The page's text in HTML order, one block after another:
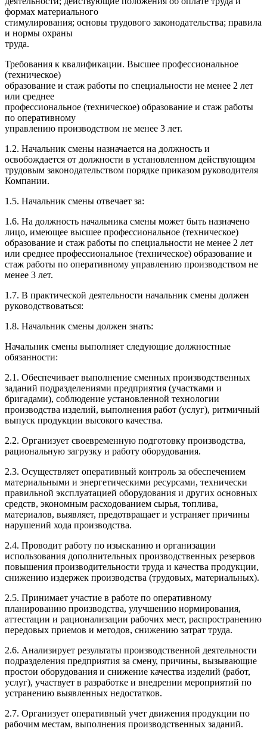
формах материального
стимулирования; основы трудового законодательства; правила
и нормы охраны
труда.
Требования к квалификации. Высшее профессиональное
(техническое)
образование и стаж работы по специальности не менее 2 лет
или среднее
профессиональное (техническое) образование и стаж работы
по оперативному
управлению производством не менее 3 лет.
1.2. Начальник смены назначается на должность и
освобождается от должности в установленном действующим
трудовым законодательством порядке приказом руководителя
Компании.
1.5. Начальник смены отвечает за:
1.6. На должность начальника смены может быть назначено
лицо, имеющее высшее профессиональное (техническое)
образование и стаж работы по специальности не менее 2 лет
или среднее профессиональное (техническое) образование и
стаж работы по оперативному управлению производством не
менее 3 лет.
1.7. В практической деятельности начальник смены должен
руководствоваться:
1.8. Начальник смены должен знать:
Начальник смены выполняет следующие должностные
обязанности:
2.1. Обеспечивает выполнение сменных производственных
заданий подразделениями предприятия (участками и
бригадами), соблюдение установленной технологии
производства изделий, выполнения работ (услуг), ритмичный
выпуск продукции высокого качества.
2.2. Организует своевременную подготовку производства,
рациональную загрузку и работу оборудования.
2.3. Осуществляет оперативный контроль за обеспечением
материальными и энергетическими ресурсами, технически
правильной эксплуатацией оборудования и других основных
средств, экономным расходованием сырья, топлива,
материалов, выявляет, предотвращает и устраняет причины
нарушений хода производства.
2.4. Проводит работу по изысканию и организации
использования дополнительных производственных резервов
повышения производительности труда и качества продукции,
снижению издержек производства (трудовых, материальных).
2.5. Принимает участие в работе по оперативному
планированию производства, улучшению нормирования,
аттестации и рационализации рабочих мест, распространению
передовых приемов и методов, снижению затрат труда.
2.6. Анализирует результаты производственной деятельности
подразделения предприятия за смену, причины, вызывающие
простои оборудования и снижение качества изделий (работ,
услуг), участвует в разработке и внедрении мероприятий по
устранению выявленных недостатков.
2.7. Организует оперативный учет движения продукции по
рабочим местам, выполнения производственных заданий.